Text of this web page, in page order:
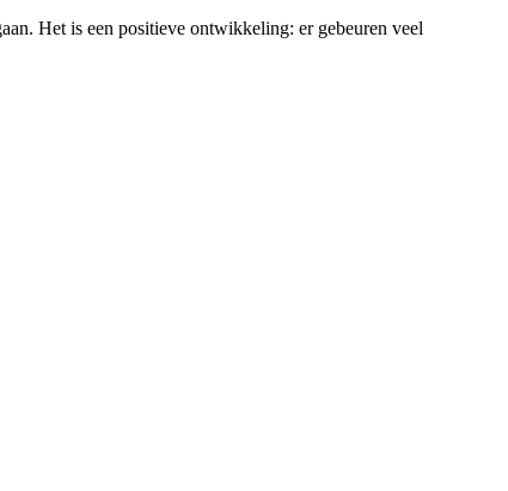
Het is een positieve ontwikkeling: er gebeuren veel